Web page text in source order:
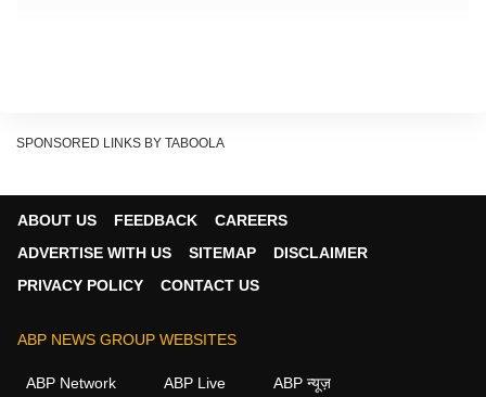
Show Quick Read
SPONSORED LINKS BY TABOOLA
ABOUT US FEEDBACK
CAREERS
ADVERTISE WITH US
SITEMAP
DISCLAIMER
PRIVACY POLICY
CONTACT US
ABP NEWS GROUP WEBSITES
ABP Network ABP Live ABP न्यूज़